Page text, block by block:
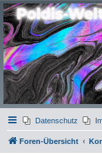
Poldis-
Das Forum für Jeans,
Datenschutz
Foren-Übersicht